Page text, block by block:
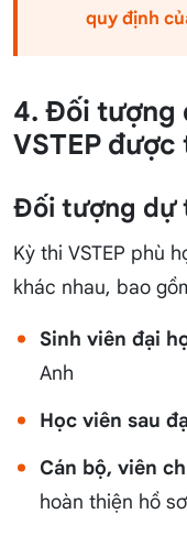
quy định
4. Đối tượng
VSTEP
Đối tượng dự
Kỳ thi VSTEP phù
khác nhau, bao
Sinh viên đại
Anh
Học viên sau
Cán bộ, viên
hoàn thiện hồ sơ